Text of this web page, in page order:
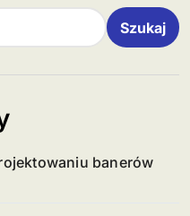
Szukaj
banerów